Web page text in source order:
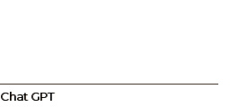
Chat GPT